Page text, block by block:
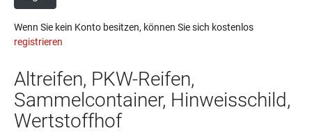
Wenn Sie kein Konto besitzen, können Sie sich kostenlos
registrieren
Altreifen, PKW-Reifen,
Sammelcontainer, Hinweisschild,
Wertstoffhof